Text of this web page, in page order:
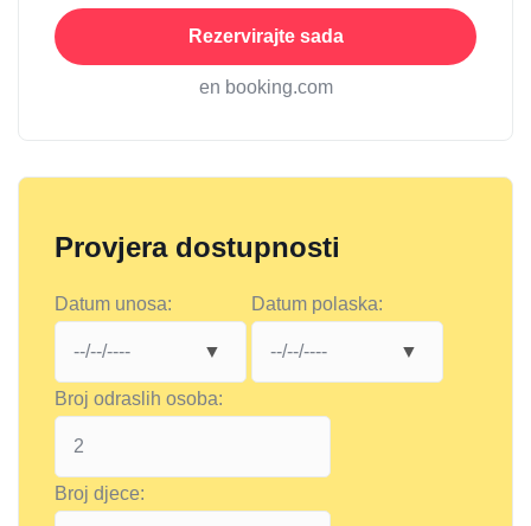
Rezervirajte sada
en booking.com
Provjera dostupnosti
Datum unosa: Datum polaska:
Broj odraslih osoba:
Broj djece: